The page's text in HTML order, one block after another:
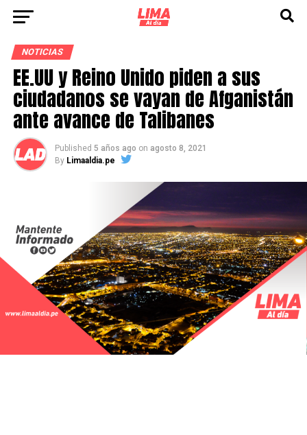
NOTICIAS
EE.UU y Reino Unido piden a sus
ciudadanos se vayan de Afganistán
ante avance de Talibanes
Published 5 años ago on agosto 8, 2021
By Limaaldia.pe